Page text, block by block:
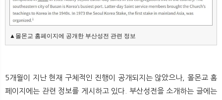
▲몰몬교 홈페이지에 공개한 부산성전 관련 정보
5개월이 지난 현재 구체적인 진행이 공개되지는 않았으나, 몰몬교 홈
페이지에는 관련 정보를 게시하고 있다. 부산성전을 소개하는 글에는